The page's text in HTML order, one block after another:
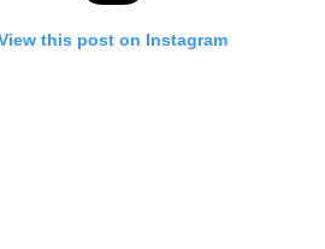
this post on Instagram